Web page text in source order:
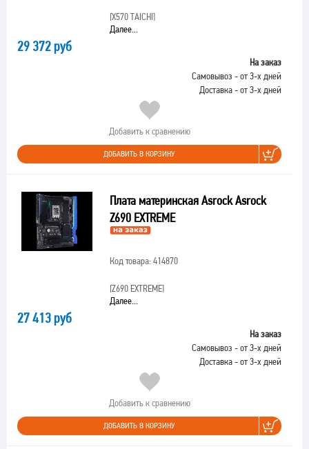
[X570 TAICHI]
Далее...
29 372 руб
На заказ
Самовывоз - от 3-х дней
Доставка - от 3-х дней
Добавить к сравнению
ДОБАВИТЬ В КОРЗИНУ
Плата материнская Asrock Asrock
Z690 EXTREME
Код товара: 414870
[Z690 EXTREME]
Далее...
27 413 руб
На заказ
Самовывоз - от 3-х дней
Доставка - от 3-х дней
Добавить к сравнению
ДОБАВИТЬ В КОРЗИНУ